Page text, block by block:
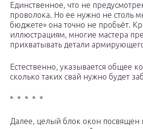
Единственное, что не
проволока. Но ее нужно не столь
бюджете» она точно не пробьёт.
иллюстрациям, многие мастера
прихватывать детали
Естественно, указывается общее
сколько таких свай нужно будет
* * * * *
Далее, целый блок окон посвящен